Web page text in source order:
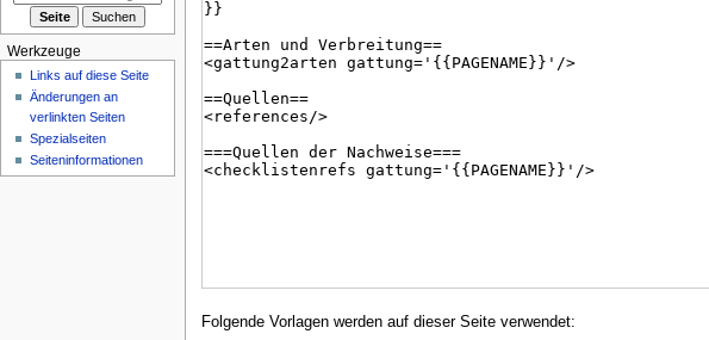
Folgende Vorlagen werden auf dieser Seite verwendet:
Werkzeuge
Links auf diese Seite
Änderungen an
verlinkten Seiten
Spezialseiten
Seiten­­informationen